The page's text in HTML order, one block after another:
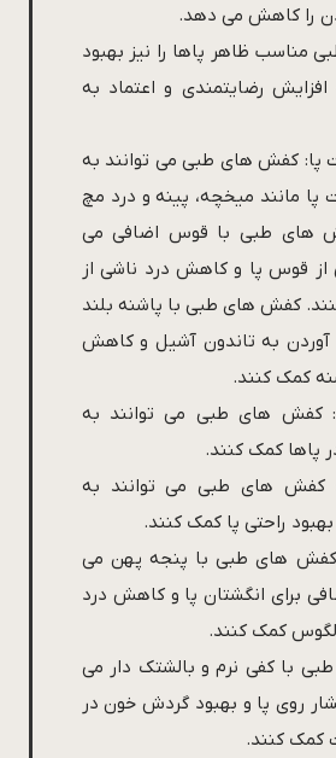
را کاهش می دهد.
مناسب ظاهر پاها را نیز بهبود
رضایتمندی و اعتماد به
پا: کفش های طبی می توانند به
پا مانند میخچه، پینه و درد مچ
های طبی با قوس اضافی می
از قوس پا و کاهش درد ناشی از
کفش های طبی با پاشنه بلند
آوردن به تاندون آشیل و کاهش
کمک کنند.
کفش های طبی می توانند به
پاها کمک کنند.
های طبی می توانند به
راحتی پا کمک کنند.
های طبی با پنجه پهن می
برای انگشتان پا و کاهش درد
کمک کنند.
با کفی نرم و بالشتک دار می
روی پا و بهبود گردش خون در
کمک کنند.